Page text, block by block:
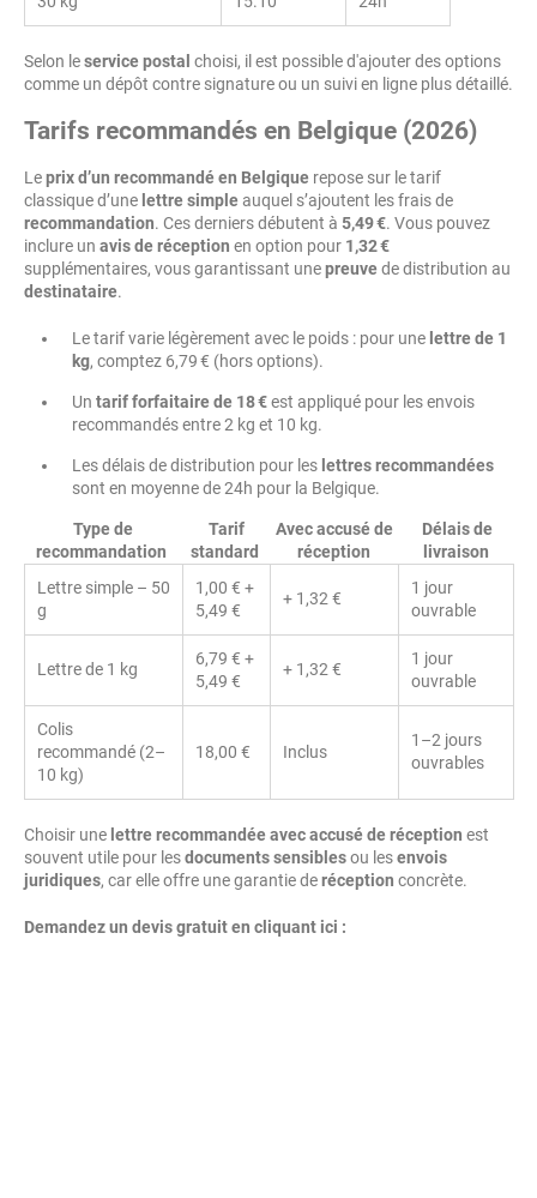
Selon leservice postal choisi, il est possible d'ajouter des options
comme un dépôt contre signature ou un suivi en ligne plus détaillé.
Tarifs recommandés en Belgique (2026)
Leprix d’un recommandé en Belgique repose sur le tarif
classique d’une lettre simpleauquel s’ajoutent les frais de
recommandation. Ces derniers débutent à 5,49 €. Vous pouvez
inclure un avis de réception en option pour 1,32 €
supplémentaires, vous garantissant unepreuvede distribution au
destinataire.
Le tarif varie légèrement avec le poids : pour une lettre de 1
kg, comptez 6,79 € (hors options).
Un tarif forfaitaire de 18 €est appliqué pour les envois
recommandés entre 2 kg et 10 kg.
Les délais de distribution pour les lettres recommandées
sont en moyenne de 24h pour la Belgique.
Type de
recommandation
Tarif
standard
Avec accusé de
réception
Délais de
livraison
Lettre simple – 50
g
1,00 € +
5,49 €
+ 1,32 €
1 jour
ouvrable
Lettre de 1 kg
6,79 € +
5,49 €
+ 1,32 €
1 jour
ouvrable
Colis
recommandé (2–
10 kg)
18,00 € Inclus
1–2 jours
ouvrables
Choisir une lettre recommandée avec accusé de réception est
souvent utile pour lesdocuments sensiblesou lesenvois
juridiques, car elle offre une garantie deréception concrète.
Demandez un devis gratuit en cliquant ici :